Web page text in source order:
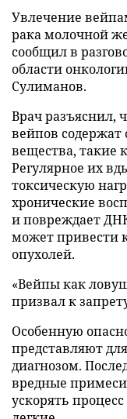
Увлечение
рака молочной
сообщил в
области
Сулиманов.
Врач разъяснил,
вейпов
вещества, такие
Регулярное их
токсическую
хронические
и повреждает
может привести
опухолей.
«Вейпы как
призвал к
Особенную
представляют
диагнозом.
вредные примеси
ускорять